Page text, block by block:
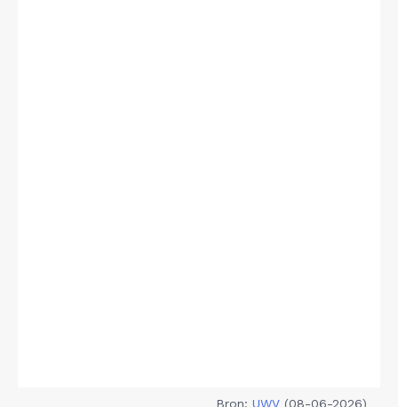
Bron: UWV (08-06-2026)